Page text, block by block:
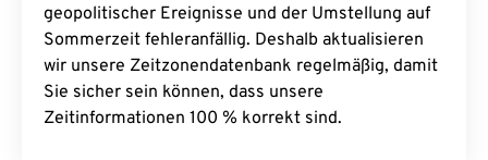
geopolitischer Ereignisse und der Umstellung auf
Sommerzeit fehleranfällig. Deshalb aktualisieren
wir unsere Zeitzonendatenbank regelmäßig, damit
Sie sicher sein können, dass unsere
Zeitinformationen 100 % korrekt sind.